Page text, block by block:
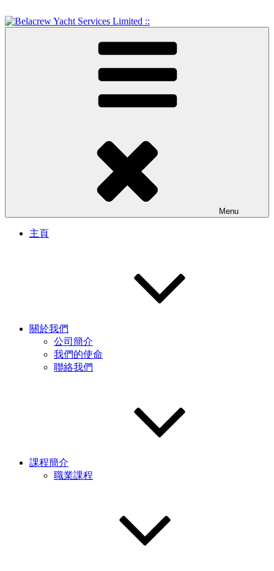
to
content
Belacrew Yacht Services
Crew Training and Yacht Service
Menu
主頁
關於我們
公司簡介
我們的使命
聯絡我們
課程簡介
職業課程